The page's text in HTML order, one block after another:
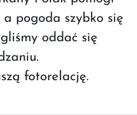
pogoda szybko się
oddać się
fotorelację.